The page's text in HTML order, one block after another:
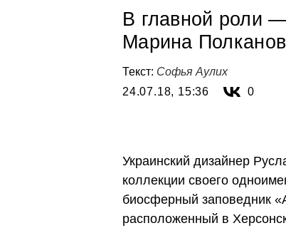
В главной роли
Марина
Текст: Софья Аулих
24.07.18, 15:36
0
Украинский дизайнер
коллекции своего
биосферный заповедник
расположенный в